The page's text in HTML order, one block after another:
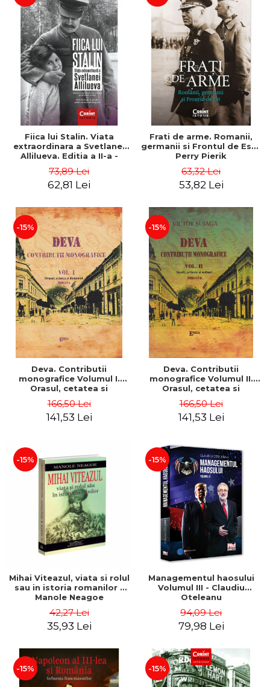
Fiica lui Stalin. Viata
extraordinara a Svetlanei
Allilueva. Editia a II-a -
73,89 Lei
62,81 Lei
Frati de arme. Romanii,
germanii si Frontul de Est -
Perry Pierik
63,32 Lei
53,82 Lei
-15%
Deva. Contributii
monografice Volumul I.
Orasul, cetatea si
Victor I. Suiaga
166,50 Lei
141,53 Lei
-15%
Deva. Contributii
monografice Volumul II.
Orasul, cetatea si
Victor I. Suiaga
166,50 Lei
141,53 Lei
-15%
Mihai Viteazul, viata si rolul
sau in istoria romanilor -
Manole Neagoe
42,27 Lei
35,93 Lei
-15%
Managementul haosului
Volumul III - Claudiu
Oteleanu
94,09 Lei
79,98 Lei
-15% -15%